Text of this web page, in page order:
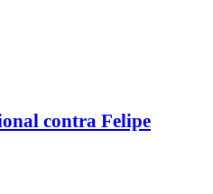
contra Felipe